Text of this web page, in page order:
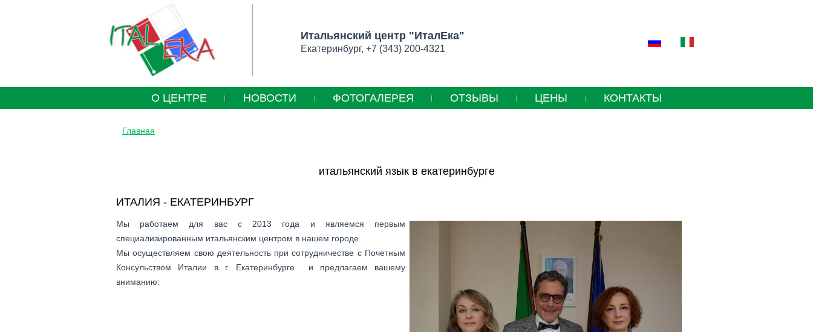
Итальянский центр "ИталЕка"
Екатеринбург, +7 (343) 200-4321
O ЦЕНТРЕ НОВОСТИ ФОТОГАЛЕРЕЯ ОТЗЫВЫ ЦЕНЫ КОНТАКТЫ
ВЫ ЗДЕСЬ
Главная
итальянский язык в екатеринбурге
ИТАЛИЯ - ЕКАТЕРИНБУРГ
Мы работаем для вас с 2013 года и являемся первым
специализированным итальянским центром в нашем городе.
Мы осуществляем свою деятельность при сотрудничестве с Почетным
Консульством Италии в г. Екатеринбурге и предлагаем вашему
вниманию: